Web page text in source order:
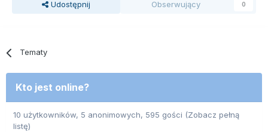
Udostępnij Obserwujący 0
Tematy
Kto jest online?
10 użytkowników, 5 anonimowych, 595 gości (Zobacz pełną
listę)